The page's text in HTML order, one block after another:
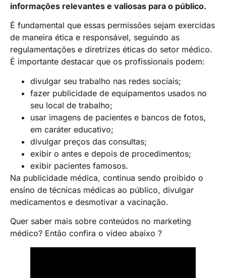
informações relevantes e valiosas para o público.
É fundamental que essas permissões sejam exercidas
de maneira ética e responsável, seguindo as
regulamentações e diretrizes éticas do setor médico.
É importante destacar que os profissionais podem:
divulgar seu trabalho nas redes sociais;
fazer publicidade de equipamentos usados no
seu local de trabalho;
usar imagens de pacientes e bancos de fotos,
em caráter educativo;
divulgar preços das consultas;
exibir o antes e depois de procedimentos;
exibir pacientes famosos.
Na publicidade médica, continua sendo proibido o
ensino de técnicas médicas ao público, divulgar
medicamentos e desmotivar a vacinação.
Quer saber mais sobre conteúdos no marketing
médico? Então confira o vídeo abaixo ?